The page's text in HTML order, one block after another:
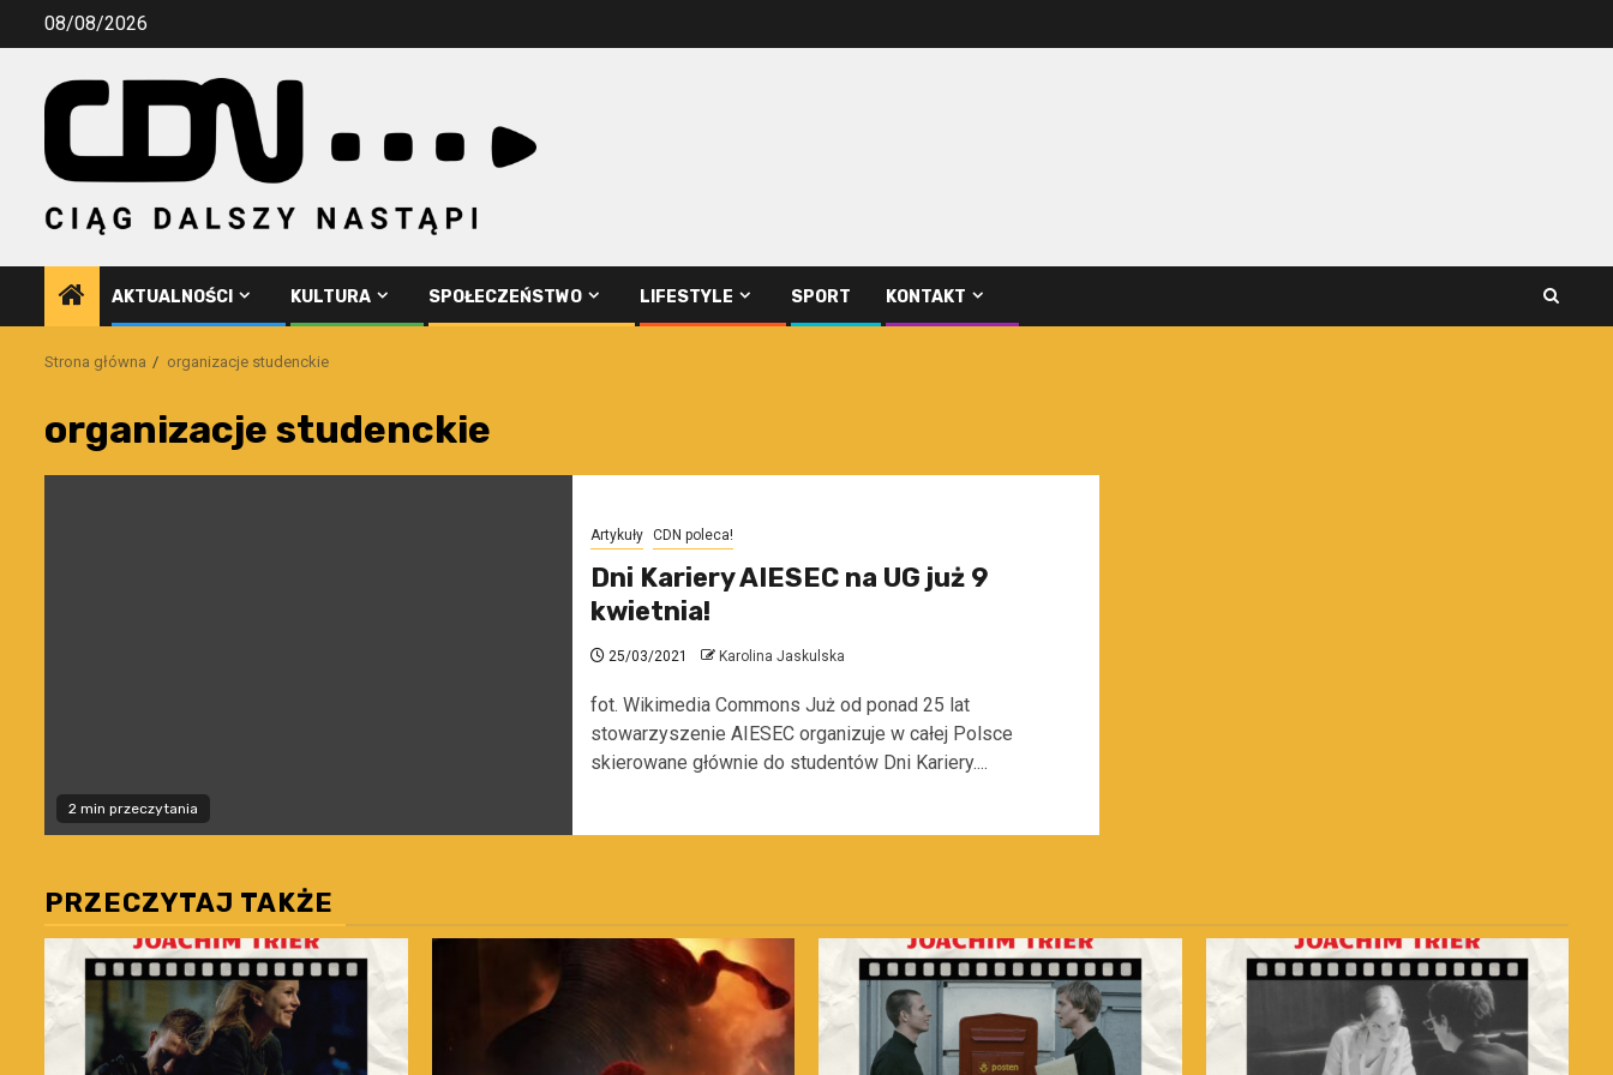
Przejdź08/08/2026
AKTUALNOŚCI KULTURA SPOŁECZEŃSTWO LIFESTYLE SPORT KONTAKT
Strona główna organizacje studenckie
organizacje studenckie
2 min przeczytania
Artykuły CDN poleca!
Dni Kariery AIESEC na UG już 9
kwietnia!
25/03/2021 Karolina Jaskulska
fot. Wikimedia Commons Już od ponad 25 lat
stowarzyszenie AIESEC organizuje w całej Polsce
skierowane głównie do studentów Dni Kariery....
PRZECZYTAJ TAKŻE